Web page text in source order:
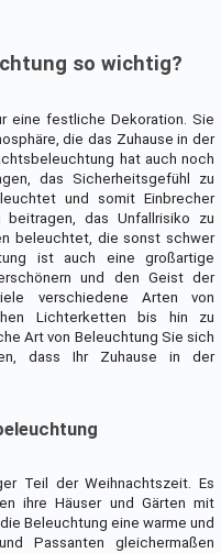
so wichtig?
eine festliche Dekoration. Sie
die das Zuhause in der
hat auch noch
das Sicherheitsgefühl zu
und somit Einbrecher
das Unfallrisiko zu
beleuchtet, die sonst schwer
ist auch eine großartige
und den Geist der
verschiedene Arten von
Lichterketten bis hin zu
Art von Beleuchtung Sie sich
dass Ihr Zuhause in der
Teil der Weihnachtszeit. Es
ihre Häuser und Gärten mit
Beleuchtung eine warme und
Passanten gleichermaßen